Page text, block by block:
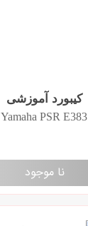
کیبورد آموزشی
Yamaha PSR E383
نا موجود